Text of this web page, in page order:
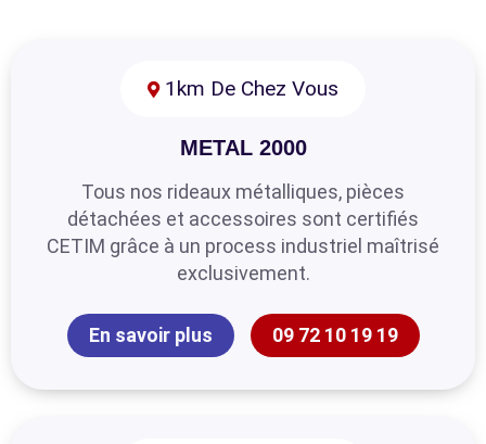
1km De Chez Vous
METAL 2000
Tous nos rideaux métalliques, pièces
détachées et accessoires sont certifiés
CETIM grâce à un process industriel maîtrisé
exclusivement.
En savoir plus 09 72 10 19 19